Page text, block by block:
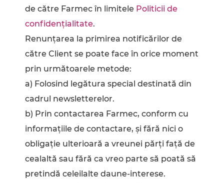
de către Farmec în limitele Politicii de
confidențialitate.
Renunțarea la primirea notificărilor de
către Client se poate face în orice moment
prin următoarele metode:
a) Folosind legătura special destinată din
cadrul newsletterelor.
b) Prin contactarea Farmec, conform cu
informațiile de contactare, și fără nici o
obligație ulterioară a vreunei părți față de
cealaltă sau fără ca vreo parte să poată să
pretindă celeilalte daune-interese.